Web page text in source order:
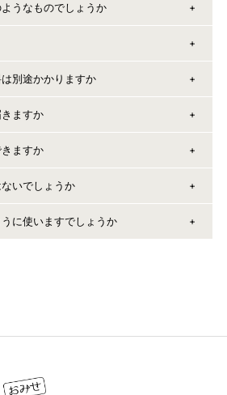
うなものでしょうか
特別な試香紙を使ったカードです。
に真空パック処理を施し、香りを閉じ込
びください。
別途かかりますか
送料は別途かかりません。
ますか
なります。
ます。
。
ますか
法違反】【調香師、ブランドへのリスペ
いでしょうか
布後、すぐに真空パック処理をしており
に使いますでしょうか